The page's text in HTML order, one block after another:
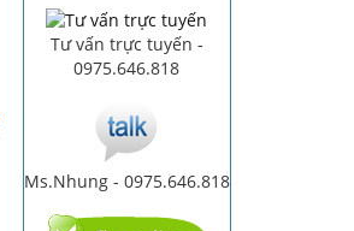
Tư vấn trực tuyến -
0975.646.818
Ms.Nhung - 0975.646.818